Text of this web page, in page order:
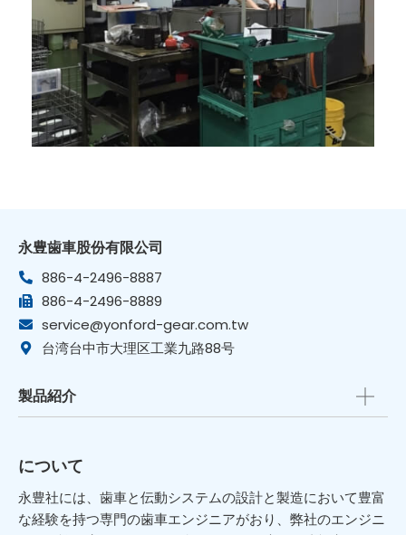
永豊歯車股份有限公司
886-4-2496-8887
886-4-2496-8889
service@yonford-gear.com.tw
台湾台中市大理区工業九路88号
製品紹介
について
永豊社には、歯車と伝動システムの設計と製造において豊富
な経験を持つ専門の歯車エンジニアがおり、弊社のエンジニ